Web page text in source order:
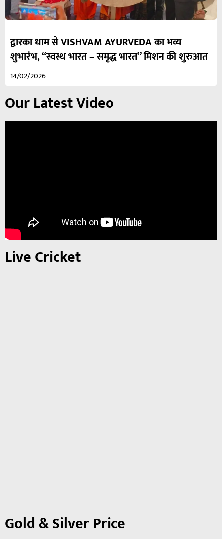
द्वारका धाम से VISHVAM AYURVEDA का भव्य
शुभारंभ, “स्वस्थ भारत – समृद्ध भारत” मिशन की शुरुआत
14/02/2026
Our Latest Video
Live Cricket
Gold & Silver Price